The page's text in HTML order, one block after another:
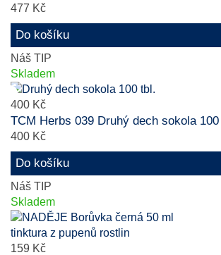
477 Kč
Do košíku
Náš TIP
Skladem
400 Kč
TCM Herbs 039 Druhý dech sokola
400 Kč
Do košíku
Náš TIP
Skladem
159 Kč